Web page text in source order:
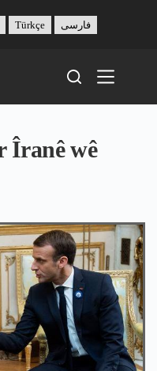
Türkçe فارسی
Îranê wê